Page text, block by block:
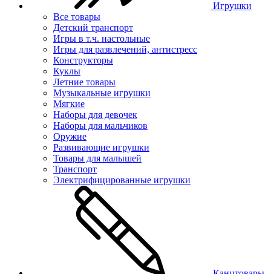
Игрушки
Все товары
Детский транспорт
Игры в т.ч. настольные
Игры для развлечений, антистресс
Конструкторы
Куклы
Летние товары
Музыкальные игрушки
Мягкие
Наборы для девочек
Наборы для мальчиков
Оружие
Развивающие игрушки
Товары для малышей
Транспорт
Электрифицированные игрушки